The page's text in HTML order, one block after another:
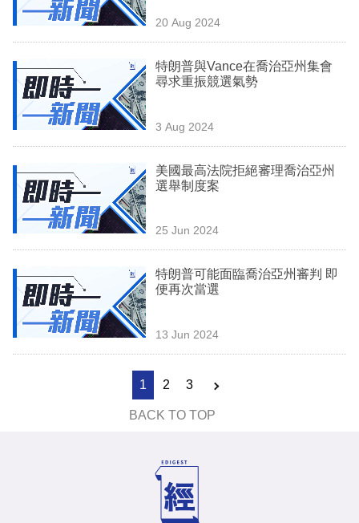
20 Aug 2024
特朗普與Vance在喬治亞州集會
尋求重振競選氣勢
3 Aug 2024
美國最高法院拒絕審理喬治亞州
選舉制度案
25 Jun 2024
特朗普可能面臨喬治亞州審判 即
便再次當選
13 Jun 2024
1 2 3
BACK TO TOP